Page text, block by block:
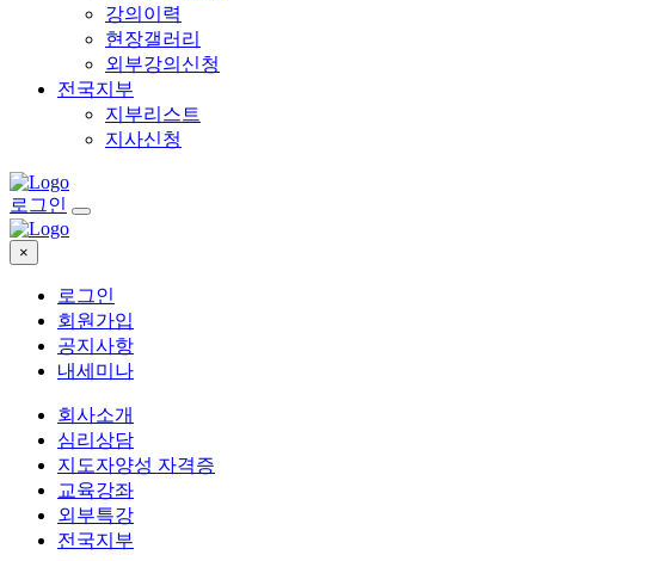
강의이력
현장갤러리
외부강의신청
전국지부
지부리스트
지사신청
로그인
×
로그인
회원가입
공지사항
내세미나
회사소개
심리상담
지도자양성 자격증
교육강좌
외부특강
전국지부